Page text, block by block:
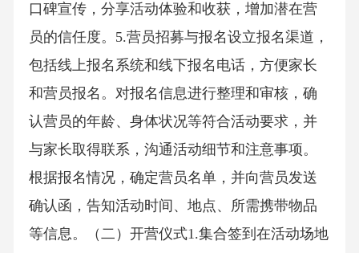
口碑宣传，分享活动体验和收获，增加潜在营
员的信任度。5.营员招募与报名设立报名渠道，
包括线上报名系统和线下报名电话，方便家长
和营员报名。对报名信息进行整理和审核，确
认营员的年龄、身体状况等符合活动要求，并
与家长取得联系，沟通活动细节和注意事项。
根据报名情况，确定营员名单，并向营员发送
确认函，告知活动时间、地点、所需携带物品
等信息。（二）开营仪式1.集合签到在活动场地